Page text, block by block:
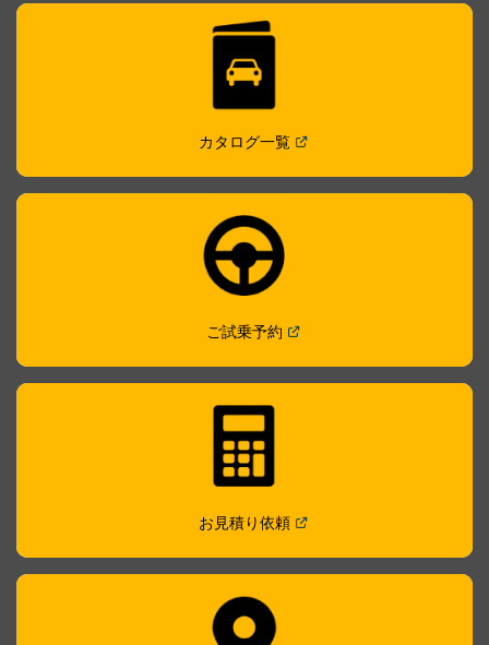
カタログ一覧( Open in a new window
ご試乗予約( Open in a new window
お見積り依頼( Open in a new window